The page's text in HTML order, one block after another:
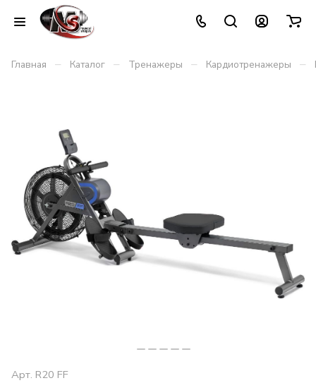
Главная – Каталог – Тренажеры – Кардиотренажеры –
Арт. R20 FF